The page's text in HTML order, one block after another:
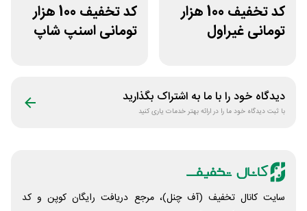
کد تخفیف 100 هزار
تومانی غیراول
کد تخفیف 100 هزار
تومانی اسنپ شاپ
دیدگاه خود را با ما به اشتراک بگذارید
با ثبت دیدگاه خود ما را در ارائه بهتر خدمات یاری کنید
سایت کانال تخفیف (آف چنل)، مرجع دریافت رایگان کوپن و کد